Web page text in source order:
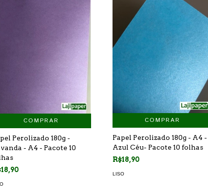
COMPRAR
Perolizado 180g -
- A4 - Pacote 10
COMPRAR
Papel Perolizado 180g - A4 -
Azul Céu- Pacote 10 folhas
R$18,90
LISO